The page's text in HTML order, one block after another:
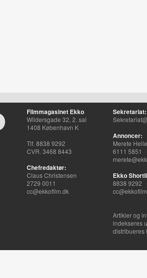
Filmmagasinet Ekko
Wildersgade 32, 2. sal
1408 København K
Tlf. 8838 9292
CVR. 3468 8443
Chefredaktør:
Claus Christensen
2729 0011
cc@ekkofilm.dk
Sekretariat:
Annoncer:
Merete
6111 5851
Ekko
8838 9292
Artikler og
indekseres
distribueres